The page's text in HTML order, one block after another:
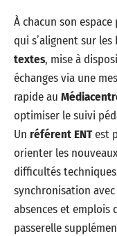
À chacun son
qui s’alignent sur
textes, mise à
échanges via une
rapide au
optimiser le suivi
Un référent ENTest
orienter les
difficultés
synchronisation avec
absences et emplois
passerelle